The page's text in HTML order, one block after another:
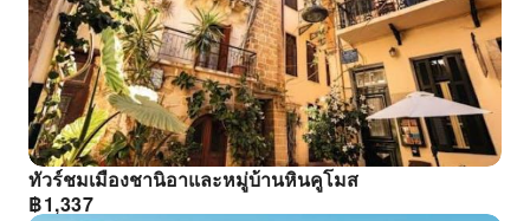
ทัวร์ชมเมืองชานิอาและหมู่บ้านหินคูโมส
฿1,337